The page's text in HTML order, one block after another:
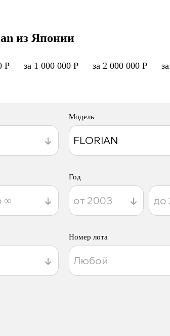
из Японии
Р за 1 000 000 Р за 2 000 000 Р
Модель
Год
Номер лота